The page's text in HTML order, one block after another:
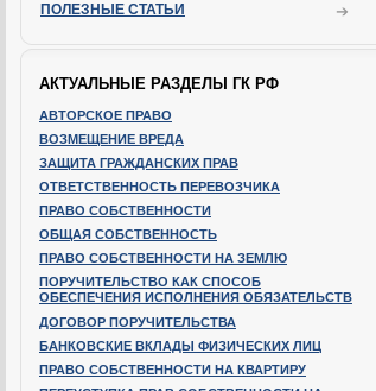
ПОЛЕЗНЫЕ СТАТЬИ
АКТУАЛЬНЫЕ РАЗДЕЛЫ ГК РФ
АВТОРСКОЕ ПРАВО
ВОЗМЕЩЕНИЕ ВРЕДА
ЗАЩИТА ГРАЖДАНСКИХ ПРАВ
ОТВЕТСТВЕННОСТЬ ПЕРЕВОЗЧИКА
ПРАВО СОБСТВЕННОСТИ
ОБЩАЯ СОБСТВЕННОСТЬ
ПРАВО СОБСТВЕННОСТИ НА ЗЕМЛЮ
ПОРУЧИТЕЛЬСТВО КАК СПОСОБ
ОБЕСПЕЧЕНИЯ ИСПОЛНЕНИЯ ОБЯЗАТЕЛЬСТВ
ДОГОВОР ПОРУЧИТЕЛЬСТВА
БАНКОВСКИЕ ВКЛАДЫ ФИЗИЧЕСКИХ ЛИЦ
ПРАВО СОБСТВЕННОСТИ НА КВАРТИРУ